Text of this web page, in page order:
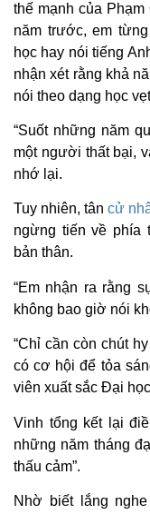
thế mạnh của
năm trước, em
học hay nói tiếng
nhận xét rằng khả
nói theo dạng học
“Suốt những năm
một người thất bại,
nhớ lại.
Tuy nhiên, tâncử
ngừng tiến về phía
bản thân.
“Em nhận ra rằng
không bao giờ nói
“Chỉ cần còn chút
có cơ hội để tỏa
viên xuất sắc Đại
Vinh tổng kết lại
những năm tháng
thấu cảm”.
Nhờ biết lắng